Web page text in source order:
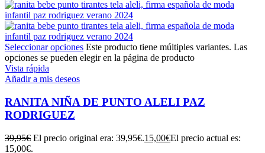
Seleccionar opciones Este producto tiene múltiples variantes. Las
opciones se pueden elegir en la página de producto
Vista rápida
Añadir a mis deseos
RANITA NIÑA DE PUNTO ALELI PAZ
RODRIGUEZ
39,95€ El precio original era: 39,95€.15,00€El precio actual es:
15,00€.